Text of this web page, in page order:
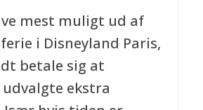
mest muligt ud af
i Disneyland Paris,
betale sig at
ekstra